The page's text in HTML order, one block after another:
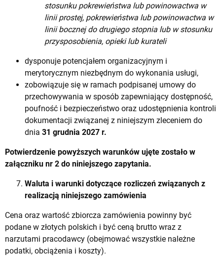
stosunku pokrewieństwa lub powinowactwa w
linii prostej, pokrewieństwa lub powinowactwa w
linii bocznej do drugiego stopnia lub w stosunku
przysposobienia, opieki lub kurateli
dysponuje potencjałem organizacyjnym i
merytorycznym niezbędnym do wykonania usługi,
zobowiązuje się w ramach podpisanej umowy do
przechowywania w sposób zapewniający dostępność,
poufność i bezpieczeństwo oraz udostępnienia kontroli
dokumentacji związanej z niniejszym zleceniem do
dnia 31 grudnia 2027 r.
Potwierdzenie powyższych warunków ujęte zostało w
załączniku nr 2 do niniejszego zapytania.
Waluta i warunki dotyczące rozliczeń związanych z
realizacją niniejszego zamówienia
Cena oraz wartość zbiorcza zamówienia powinny być
podane w złotych polskich i być ceną brutto wraz z
narzutami pracodawcy (obejmować wszystkie należne
podatki, obciążenia i koszty).